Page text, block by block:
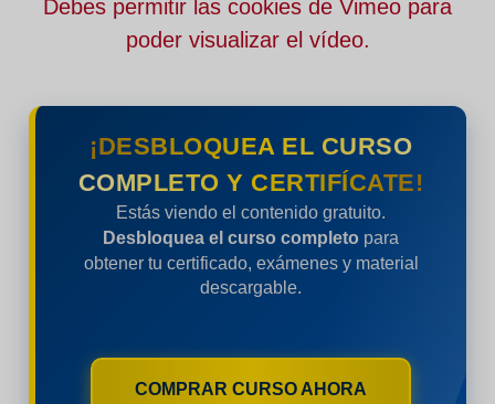
Debes permitir las cookies de Vimeo para
poder visualizar el vídeo.
¡DESBLOQUEA EL CURSO
COMPLETO Y CERTIFÍCATE!
Estás viendo el contenido gratuito.
Desbloquea el curso completo para
obtener tu certificado, exámenes y material
descargable.
COMPRAR CURSO AHORA